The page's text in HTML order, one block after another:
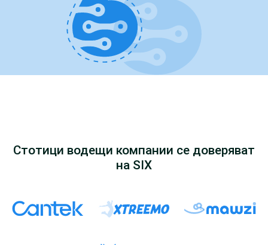
Стотици водещи компании се доверяват
на SIX